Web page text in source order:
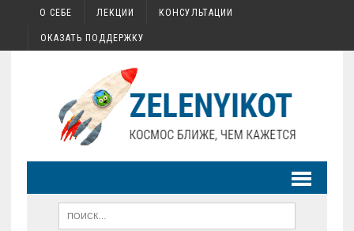
О СЕБЕ ЛЕКЦИИ КОНСУЛЬТАЦИИ
ОКАЗАТЬ ПОДДЕРЖКУ